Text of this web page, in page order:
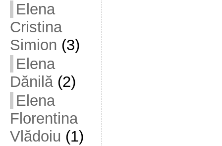
Elena
Cristina
Simion (3)
Elena
Dănilă(2)
Elena
Florentina
Vlădoiu (1)